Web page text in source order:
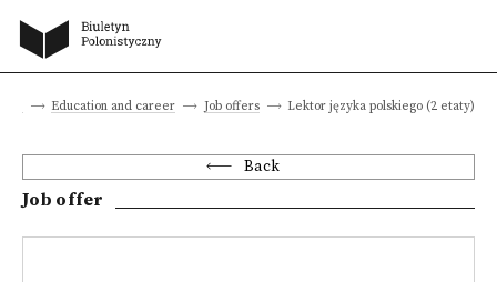
Education and career Job offers Lektor języka polskiego (2 etaty)
Back
Job offer